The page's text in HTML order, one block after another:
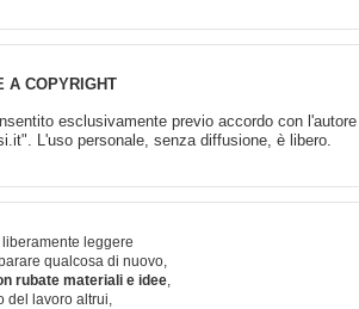
A COPYRIGHT
esclusivamente previo accordo con l'autore
L'uso personale, senza diffusione, è libero.
leggere
qualcosa di nuovo,
rubate materiali e idee,
del lavoro altrui,